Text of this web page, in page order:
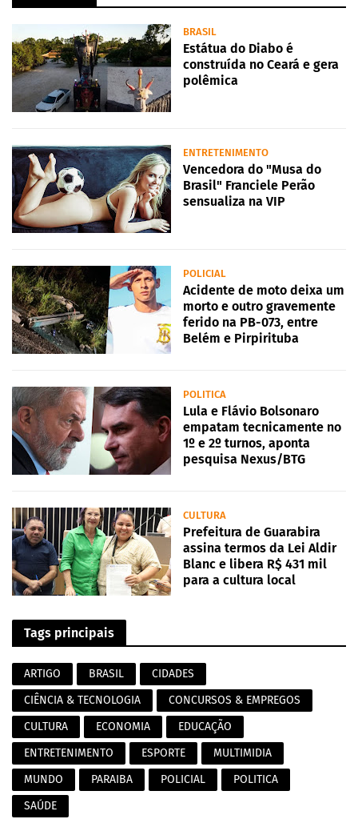
BRASIL
Estátua do Diabo é
construída no Ceará e gera
polêmica
ENTRETENIMENTO
Vencedora do "Musa do
Brasil" Franciele Perão
sensualiza na VIP
POLICIAL
Acidente de moto deixa um
morto e outro gravemente
ferido na PB-073, entre
Belém e Pirpirituba
POLITICA
Lula e Flávio Bolsonaro
empatam tecnicamente no
1º e 2º turnos, aponta
pesquisa Nexus/BTG
CULTURA
Prefeitura de Guarabira
assina termos da Lei Aldir
Blanc e libera R$ 431 mil
para a cultura local
Tags principais
ARTIGO BRASIL
CIDADES
CIÊNCIA & TECNOLOGIA
CONCURSOS & EMPREGOS
CULTURA
ECONOMIA
EDUCAÇÃO
ENTRETENIMENTO
ESPORTE
MULTIMIDIA
MUNDO
PARAIBA POLICIAL
POLITICA
SAÚDE